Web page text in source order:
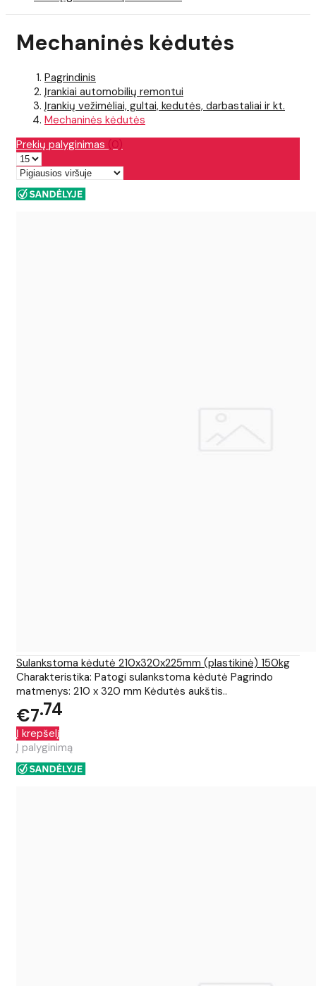
Mechaninės kėdutės
Pagrindinis
Įrankiai automobilių remontui
Įrankių vežimėliai, gultai, kedutės, darbastaliai ir kt.
Mechaninės kėdutės
Prekių palyginimas (0)
Sulankstoma kėdutė 210x320x225mm (plastikinė) 150kg
Charakteristika: Patogi sulankstoma kėdutė Pagrindo
matmenys: 210 x 320 mm Kėdutės aukštis..
€7 74
Į krepšelį
Į palyginimą